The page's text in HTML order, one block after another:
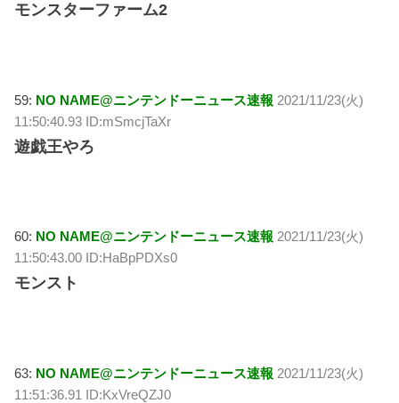
モンスターファーム2
59: NO NAME@ニンテンドーニュース速報 2021/11/23(火)
11:50:40.93 ID:mSmcjTaXr
遊戯王やろ
60: NO NAME@ニンテンドーニュース速報 2021/11/23(火)
11:50:43.00 ID:HaBpPDXs0
モンスト
63: NO NAME@ニンテンドーニュース速報 2021/11/23(火)
11:51:36.91 ID:KxVreQZJ0